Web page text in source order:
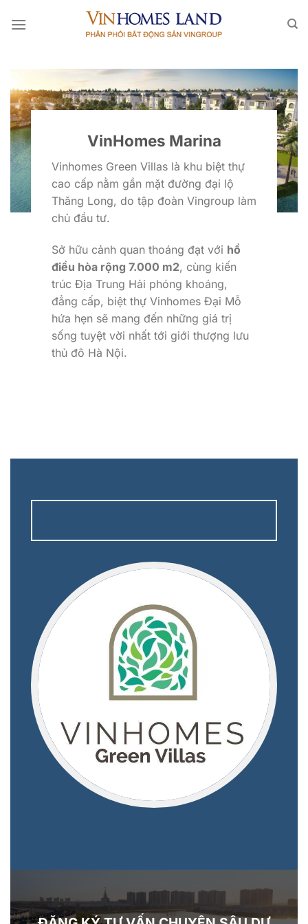
qua
VinHomes Marina
Vinhomes Green Villas là khu biệt thự
cao cấp nằm gần mặt đường đại lộ
Thăng Long, do tập đoàn Vingroup làm
chủ đầu tư.
Sở hữu cảnh quan thoáng đạt với hồ
điều hòa rộng 7.000 m2, cùng kiến
trúc Địa Trung Hải phóng khoáng,
đẳng cấp, biệt thự Vinhomes Đại Mỗ
hứa hẹn sẽ mang đến những giá trị
sống tuyệt vời nhất tới giới thượng lưu
thủ đô Hà Nội.